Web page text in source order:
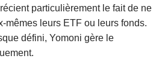
particulièrement le fait de ne
mêmes leurs ETF ou leurs fonds.
défini, Yomoni gère le